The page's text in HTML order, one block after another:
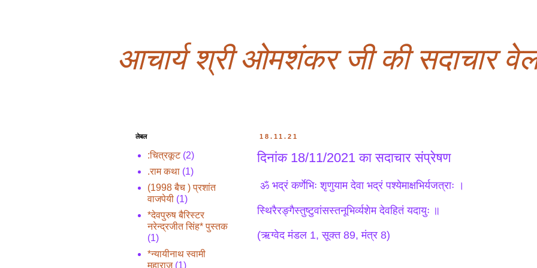
आचार्य श्री ओमशंकर जी की सदाचार
18.11.21
दिनांक 18/11/2021 का सदाचार संप्रेषण
ॐ भद्रं कर्णेभिः शृणुयाम देवा भद्रं पश्येमाक्षभिर्यजत्राः ।
स्थिरैरङ्गैस्तुष्टुवांसस्तनूभिर्व्यशेम देवहितं यदायुः ॥
(ऋग्वेद मंडल 1, सूक्त 89, मंत्र 8)
लेबल
:चित्रकूट (2)
.राम कथा (1)
(1998 बैच ) प्रशांत
वाजपेयी (1)
*देवपुरुष बैरिस्टर
नरेन्द्रजीत सिंह* पुस्तक
(1)
*न्यायीनाथ स्वामी
महाराज (1)